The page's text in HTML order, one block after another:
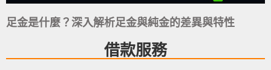
足金是什麼？深入解析足金與純金的差異與特性
借款服務